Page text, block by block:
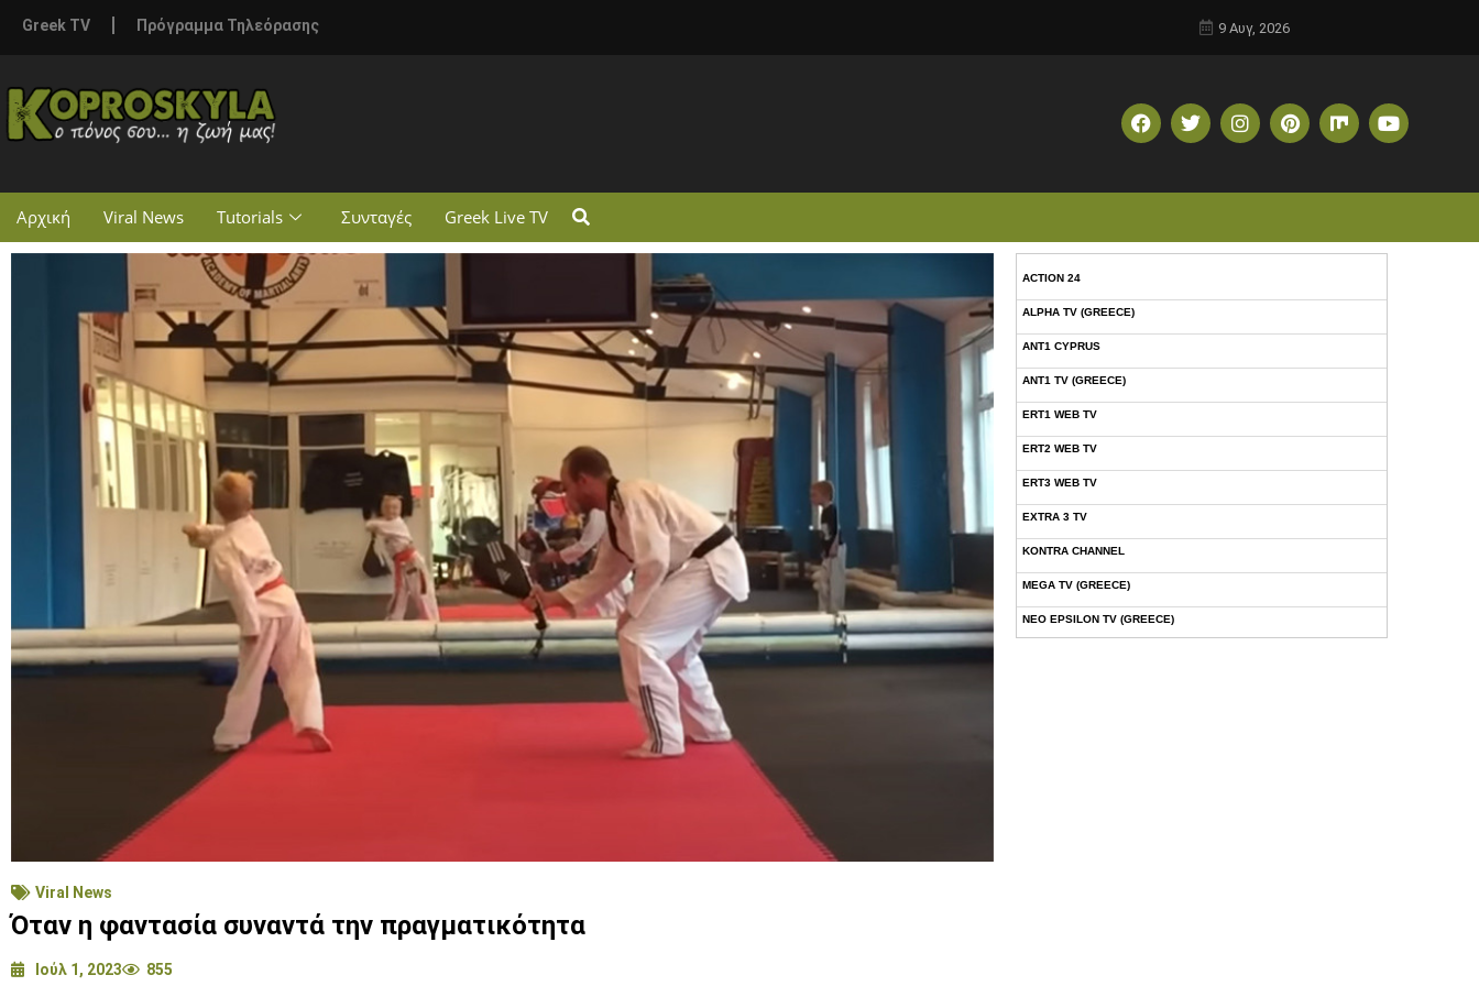
Greek TV Πρόγραμμα Τηλεόρασης 9 Αυγ, 2026
Αρχική Viral News Tutorials Συνταγές Greek Live TV
Viral News
Όταν η φαντασία συναντά την πραγματικότητα
Ιούλ 1, 2023 855
ACTION 24
ALPHA TV (GREECE)
ANT1 CYPRUS
ANT1 TV (GREECE)
ERT1 WEB TV
ERT2 WEB TV
ERT3 WEB TV
EXTRA 3 TV
KONTRA CHANNEL
MEGA TV (GREECE)
NEO EPSILON TV (GREECE)